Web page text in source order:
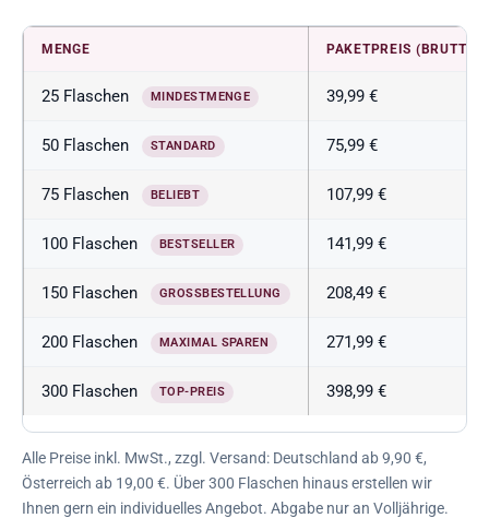
MENGE PAKETPREIS (BRUTTO)
25 Flaschen MINDESTMENGE 39,99 €
50 Flaschen STANDARD 75,99 €
75 Flaschen BELIEBT 107,99 €
100 Flaschen BESTSELLER 141,99 €
150 Flaschen GROSSBESTELLUNG 208,49 €
200 Flaschen MAXIMAL SPAREN 271,99 €
300 Flaschen TOP-PREIS 398,99 €
Alle Preise inkl. MwSt., zzgl. Versand: Deutschland ab 9,90 €,
Österreich ab 19,00 €. Über 300 Flaschen hinaus erstellen wir
Ihnen gern ein individuelles Angebot. Abgabe nur an Volljährige.